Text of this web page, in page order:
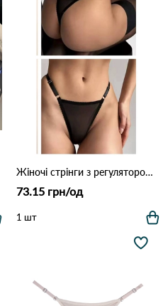
Жіночі стрінги з регулятором (Сітка) DALLIANCE 9964 Чорний
73.15 грн/од
1 шт